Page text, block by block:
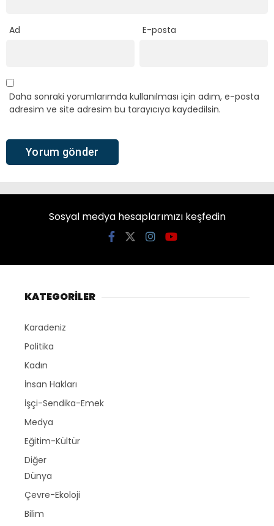
Ad E-posta
Daha sonraki yorumlarımda kullanılması için adım, e-posta
adresim ve site adresim bu tarayıcıya kaydedilsin.
Sosyal medya hesaplarımızı keşfedin
KATEGORİLER
Karadeniz
Politika
Kadın
İnsan Hakları
İşçi-Sendika-Emek
Medya
Eğitim-Kültür
Diğer
Dünya
Çevre-Ekoloji
Bilim